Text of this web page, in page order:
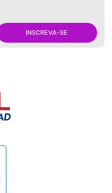
INSCREVA-SE